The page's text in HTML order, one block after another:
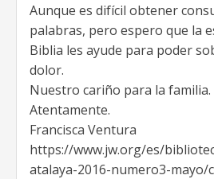
Aunque es difícil obtener
palabras, pero espero que la
Biblia les ayude para poder
dolor.
Nuestro cariño para la familia.
Atentamente.
Francisca Ventura
https://www.jw.org/es/
atalaya-2016-numero3-mayo/